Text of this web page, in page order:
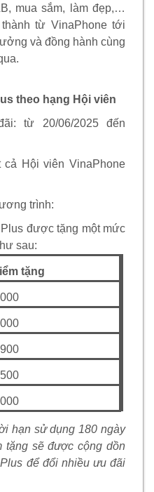
mua sắm, làm đẹp,
từ VinaPhone tới
và đồng hành cùng
theo hạng Hội viên
từ 20/06/2025 đến
Hội viên VinaPhone
trình:
được tặng một mức
sau:
tặng
hạn sử dụng 180 ngày
tặng sẽ được cộng dồn
để đổi nhiều ưu đãi